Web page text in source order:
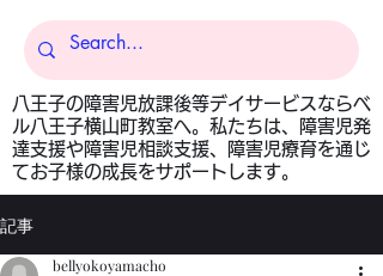
八王子の障害児放課後等デイサービスならベ
ル八王子横山町教室へ。私たちは、障害児発
達支援や障害児相談支援、障害児療育を通じ
てお子様の成長をサポートします。
記事
bellyokoyamacho